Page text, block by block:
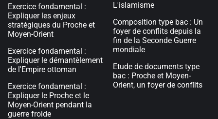
Exercice fondamental :
Expliquer les enjeux
stratégiques du Proche et
Moyen-Orient
Exercice fondamental :
Expliquer le démantèlement
de l'Empire ottoman
Exercice fondamental :
Expliquer le Proche et le
Moyen-Orient pendant la
guerre froide
L'islamisme
Composition type bac : Un
foyer de conflits depuis la
fin de la Seconde Guerre
mondiale
Etude de documents type
bac : Proche et Moyen-
Orient, un foyer de conflits